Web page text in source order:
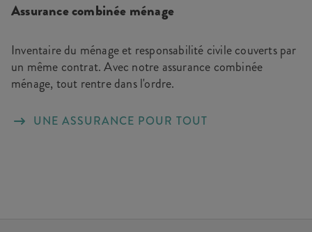
Assurance combinée ménage
Inventaire du ménage et responsabilité civile couverts par
un même contrat. Avec notre assurance combinée
ménage, tout rentre dans l'ordre.
UNE ASSURANCE POUR TOUT